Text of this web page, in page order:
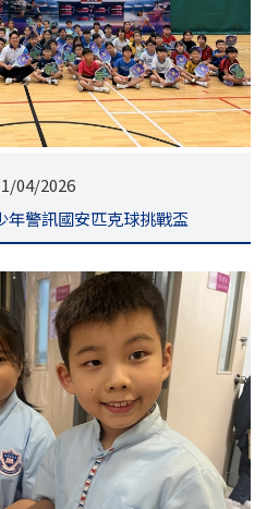
04/2026
年警訊國安匹克球挑戰盃